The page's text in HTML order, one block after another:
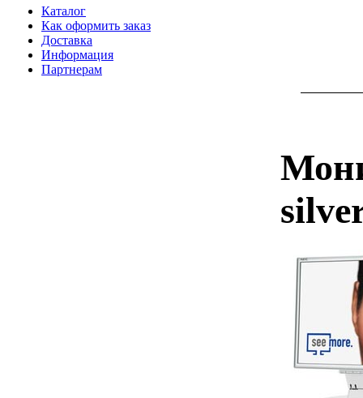
Каталог
Как оформить заказ
Доставка
Информация
Партнерам